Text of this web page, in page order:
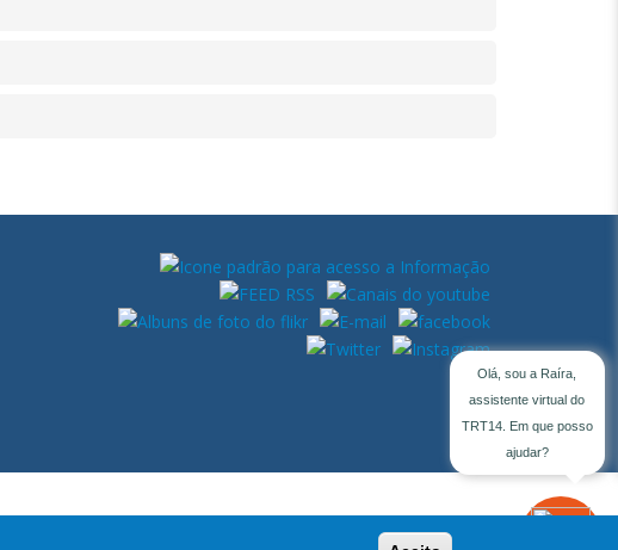
Assistente
Olá, sou a Raíra,
assistente virtual do
TRT14. Em que posso
ajudar?